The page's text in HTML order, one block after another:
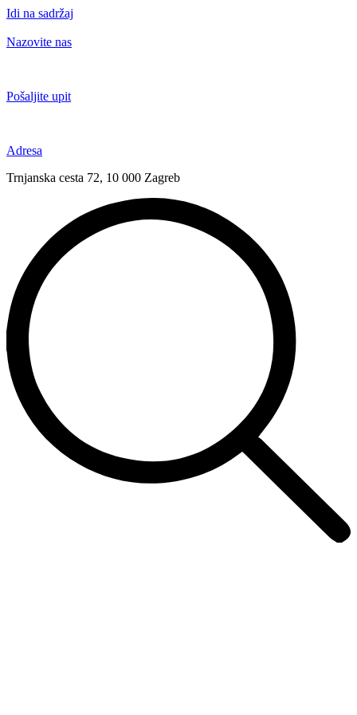
Idi na sadržaj
Nazovite nas
Pošaljite upit
Adresa
Trnjanska cesta 72, 10 000 Zagreb